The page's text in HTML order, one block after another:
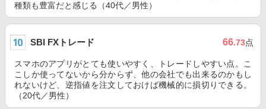
種類も豊富だと感じる（40代／男性）
SBI FXトレード 66.73点
スマホのアプリがとても使いやすく、トレードしやすい点。こ
こしか使ってないから分からず、他の会社でも出来るのかもし
れないけど、逆指値を注文しておけば機械的に損切りできる。
（20代／男性）